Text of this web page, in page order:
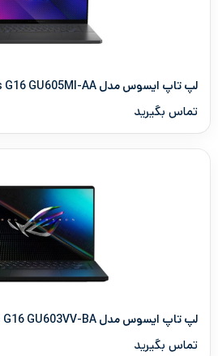
لپ تاپ ایسوس مدل ROG Zephyrus G16 GU605MI-AA
تماس بگیرید
لپ تاپ ایسوس مدل ROG Zephyrus G16 GU603VV-BA
تماس بگیرید